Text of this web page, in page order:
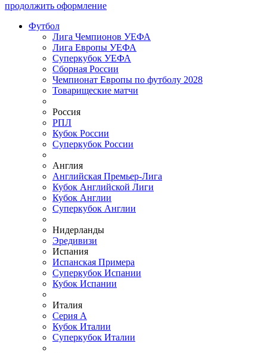
продолжить оформление
Футбол
Лига Чемпионов УЕФА
Лига Европы УЕФА
Суперкубок УЕФА
Сборная России
Чемпионат Европы по футболу 2028
Товарищеские матчи
Россия
РПЛ
Кубок России
Суперкубок России
Англия
Английская Премьер-Лига
Кубок Английской Лиги
Кубок Англии
Суперкубок Англии
Нидерланды
Эредивизи
Испания
Испанская Примера
Суперкубок Испании
Кубок Испании
Италия
Серия А
Кубок Италии
Суперкубок Италии